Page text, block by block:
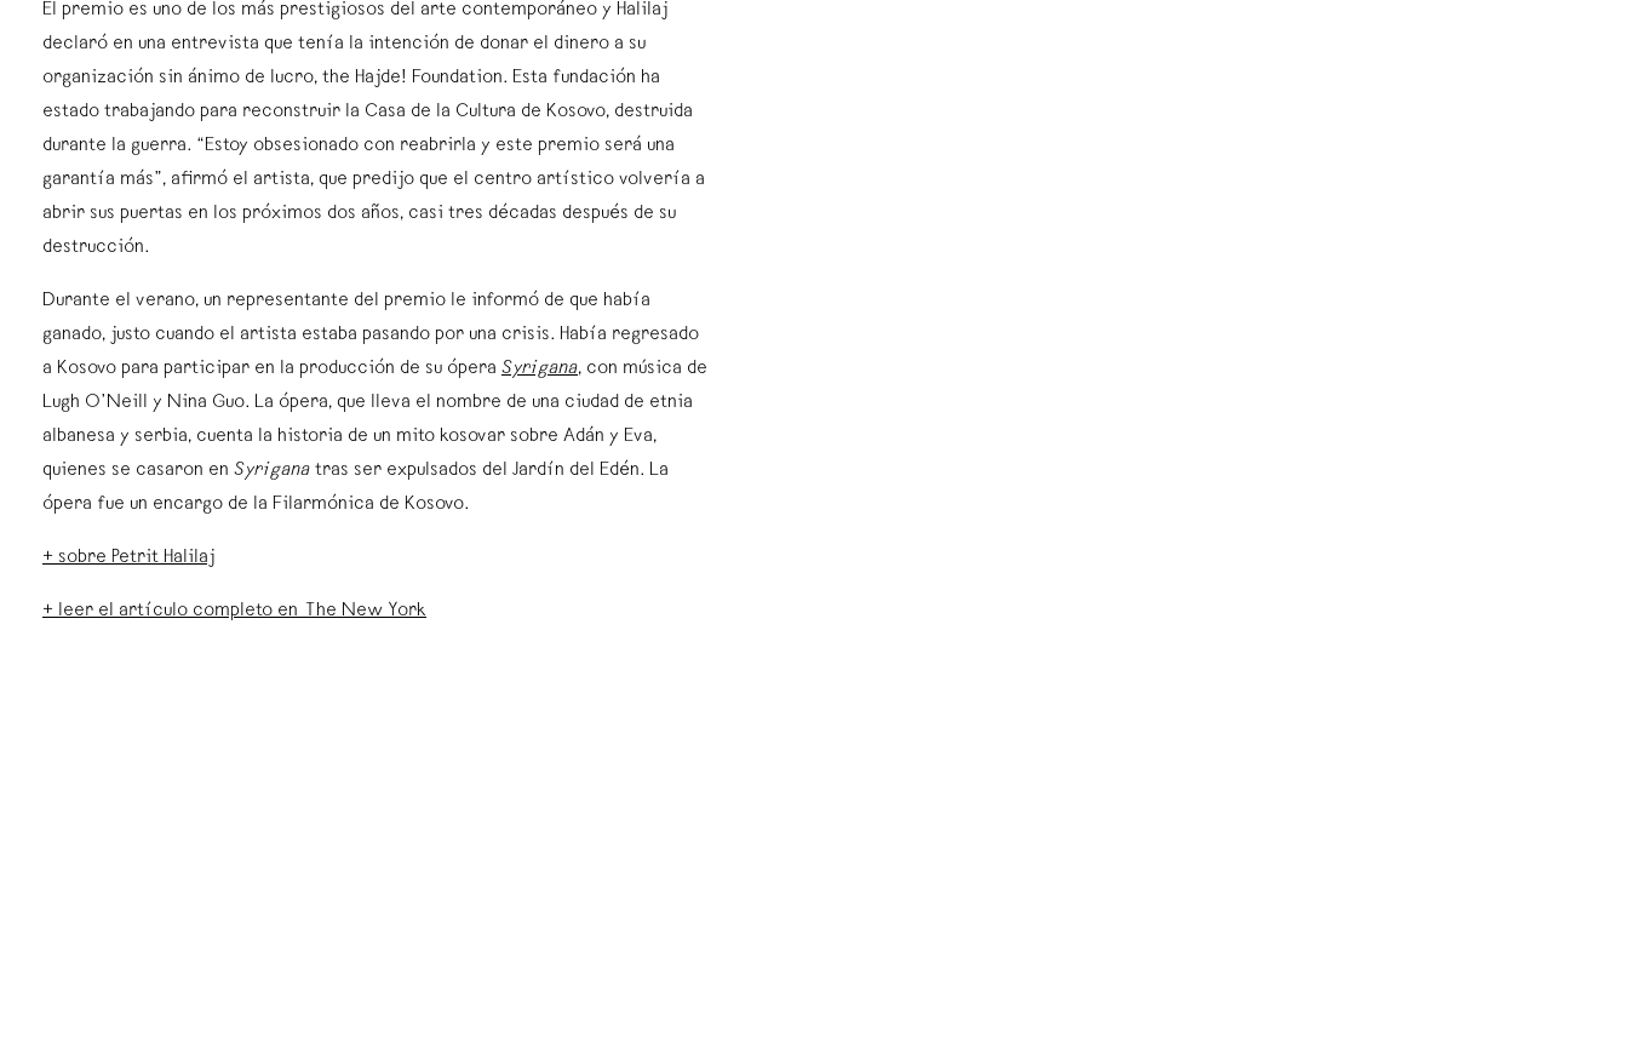
El premio es uno de los más prestigiosos del arte contemporáneo y Halilaj
declaró en una entrevista que tenía la intención de donar el dinero a su
organización sin ánimo de lucro, the Hajde! Foundation. Esta fundación ha
estado trabajando para reconstruir la Casa de la Cultura de Kosovo, destruida
durante la guerra. “Estoy obsesionado con reabrirla y este premio será una
garantía más”, afirmó el artista, que predijo que el centro artístico volvería a
abrir sus puertas en los próximos dos años, casi tres décadas después de su
destrucción.
Durante el verano, un representante del premio le informó de que había
ganado, justo cuando el artista estaba pasando por una crisis. Había regresado
a Kosovo para participar en la producción de su ópera Syrigana, con música de
Lugh O’Neill y Nina Guo. La ópera, que lleva el nombre de una ciudad de etnia
albanesa y serbia, cuenta la historia de un mito kosovar sobre Adán y Eva,
quienes se casaron en Syrigana tras ser expulsados del Jardín del Edén. La
ópera fue un encargo de la Filarmónica de Kosovo.
+ sobre Petrit Halilaj
+ leer el artículo completo en The New York